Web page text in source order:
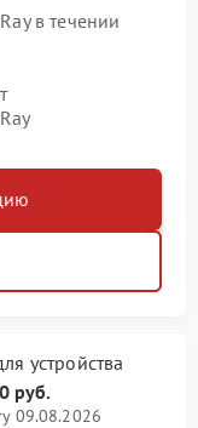
в течении
устройства
руб.
09.08.2026